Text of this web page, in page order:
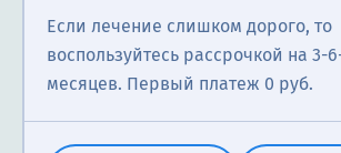
Если лечение слишком дорого, то
воспользуйтесь рассрочкой на 3-
месяцев. Первый платеж 0 руб.